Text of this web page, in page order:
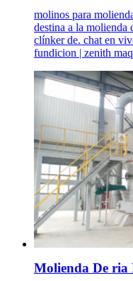
molinos para
destina a la molienda
clínker de. chat en
fundicion | zenith
Molienda De ria